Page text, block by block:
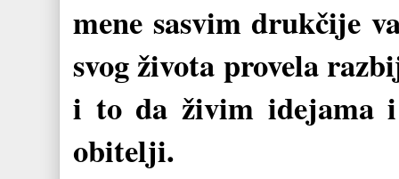
mene sasvim drukčije
svog života provela
i to da živim idejama
obitelji.